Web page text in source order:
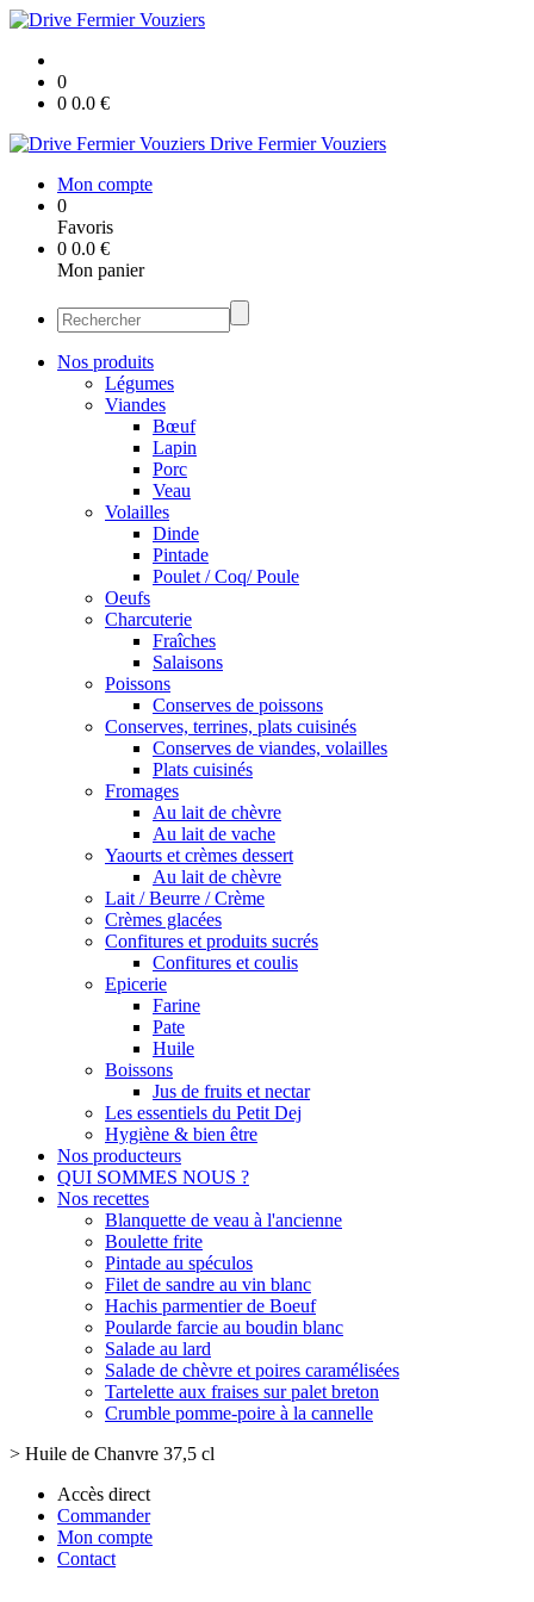
0
0 0.0 €
Drive Fermier Vouziers
Mon compte
0
Favoris
0 0.0 €
Mon panier
Nos produits
Légumes
Viandes
Bœuf
Lapin
Porc
Veau
Volailles
Dinde
Pintade
Poulet / Coq/ Poule
Oeufs
Charcuterie
Fraîches
Salaisons
Poissons
Conserves de poissons
Conserves, terrines, plats cuisinés
Conserves de viandes, volailles
Plats cuisinés
Fromages
Au lait de chèvre
Au lait de vache
Yaourts et crèmes dessert
Au lait de chèvre
Lait / Beurre / Crème
Crèmes glacées
Confitures et produits sucrés
Confitures et coulis
Epicerie
Farine
Pate
Huile
Boissons
Jus de fruits et nectar
Les essentiels du Petit Dej
Hygiène & bien être
Nos producteurs
QUI SOMMES NOUS ?
Nos recettes
Blanquette de veau à l'ancienne
Boulette frite
Pintade au spéculos
Filet de sandre au vin blanc
Hachis parmentier de Boeuf
Poularde farcie au boudin blanc
Salade au lard
Salade de chèvre et poires caramélisées
Tartelette aux fraises sur palet breton
Crumble pomme-poire à la cannelle
> Huile de Chanvre 37,5 cl
Accès direct
Commander
Mon compte
Contact